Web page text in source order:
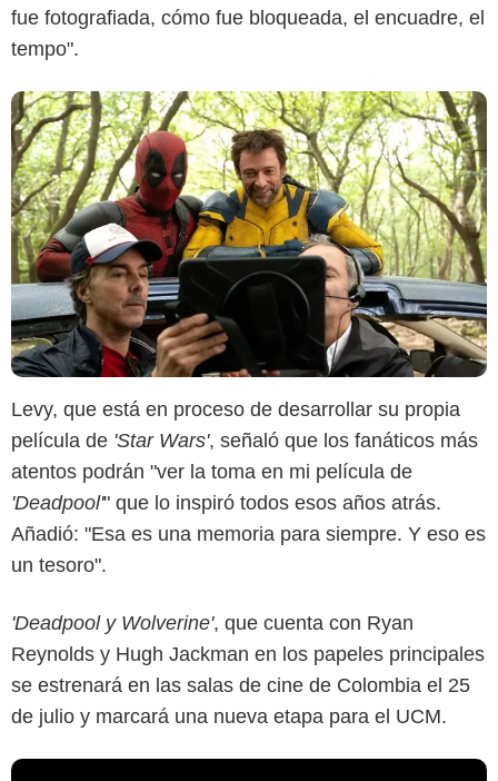
fue fotografiada, cómo fue bloqueada, el encuadre, el
tempo".
Levy, que está en proceso de desarrollar su propia
película de 'Star Wars', señaló que los fanáticos más
atentos podrán "ver la toma en mi película de
'Deadpool'" que lo inspiró todos esos años atrás.
Añadió: "Esa es una memoria para siempre. Y eso es
un tesoro".
'Deadpool y Wolverine', que cuenta con Ryan
Reynolds y Hugh Jackman en los papeles principales
se estrenará en las salas de cine de Colombia el 25
de julio y marcará una nueva etapa para el UCM.